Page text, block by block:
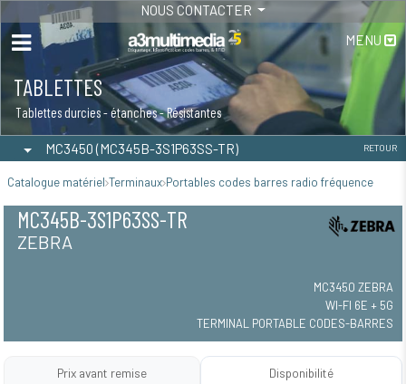
NOUS CONTACTER
MENU
TABLETTES
Tablettes durcies - étanches - Résistantes
MC3450 (MC345B-3S1P63SS-TR) RETOUR
Catalogue matériel Terminaux Portables codes barres radio fréquence
MC345B-3S1P63SS-TR
ZEBRA
MC3450 ZEBRA
WI-FI 6E + 5G
TERMINAL PORTABLE CODES-BARRES
Prix avant remise Disponibilité